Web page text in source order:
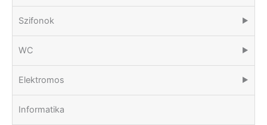
Szifonok ▶
WC ▶
Elektromos ▶
Informatika